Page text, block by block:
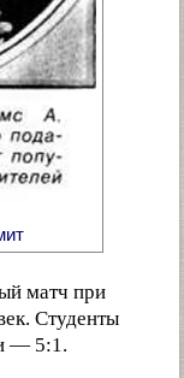
матч при
Студенты
— 5:1.